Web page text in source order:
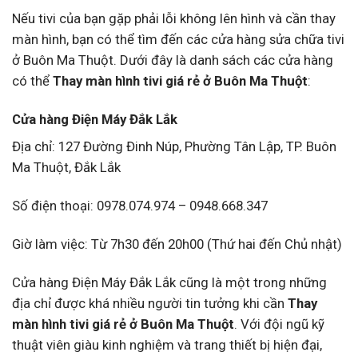
Nếu tivi của bạn gặp phải lỗi không lên hình và cần thay
màn hình, bạn có thể tìm đến các cửa hàng sửa chữa tivi
ở Buôn Ma Thuột. Dưới đây là danh sách các cửa hàng
có thể Thay màn hình tivi giá rẻ ở Buôn Ma Thuột:
Cửa hàng Điện Máy Đắk Lắk
Địa chỉ: 127 Đường Đinh Núp, Phường Tân Lập, TP. Buôn
Ma Thuột, Đắk Lắk
Số điện thoại: 0978.074.974 – 0948.668.347
Giờ làm việc: Từ 7h30 đến 20h00 (Thứ hai đến Chủ nhật)
Cửa hàng Điện Máy Đắk Lắk cũng là một trong những
địa chỉ được khá nhiều người tin tưởng khi cần Thay
màn hình tivi giá rẻ ở Buôn Ma Thuột. Với đội ngũ kỹ
thuật viên giàu kinh nghiệm và trang thiết bị hiện đại,